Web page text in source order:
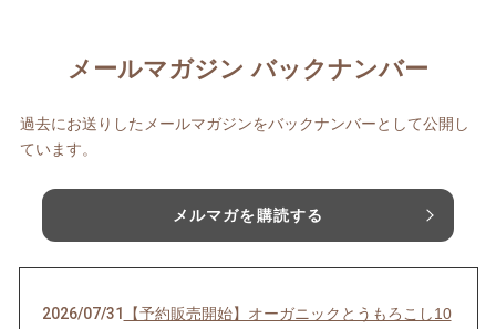
メールマガジン バックナンバー
過去にお送りしたメールマガジンをバックナンバーとして公開し
ています。
メルマガを購読する
2026/07/31
【予約販売開始】オーガニックとうもろこし10